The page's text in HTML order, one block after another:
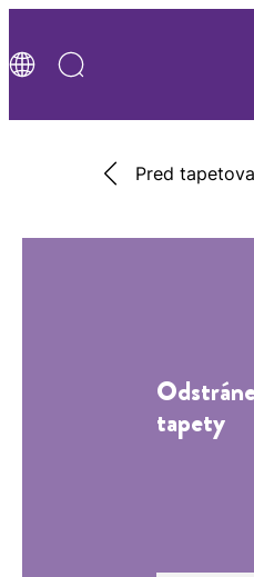
Pred
tapety